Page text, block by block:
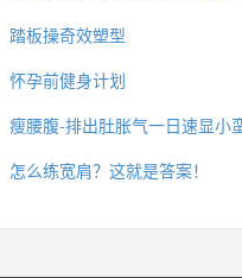
踏板操奇效塑型
怀孕前健身计划
瘦腰腹-排出肚胀气一日速显小
怎么练宽肩？这就是答案！